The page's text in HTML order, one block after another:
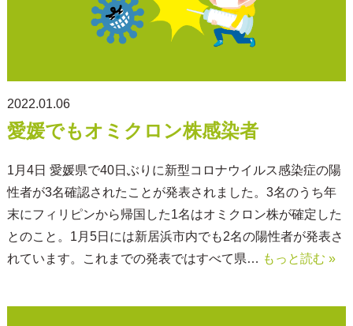
2022.01.06
愛媛でもオミクロン株感染者
1月4日 愛媛県で40日ぶりに新型コロナウイルス感染症の陽
性者が3名確認されたことが発表されました。3名のうち年
末にフィリピンから帰国した1名はオミクロン株が確定した
とのこと。1月5日には新居浜市内でも2名の陽性者が発表さ
れています。これまでの発表ではすべて県… もっと読む »